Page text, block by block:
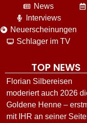
News
Interviews
Neuerscheinungen
Schlager im TV
TOP NEWS
Florian Silbereisen
moderiert auch 2026
Goldene Henne –
mit IHR an seiner